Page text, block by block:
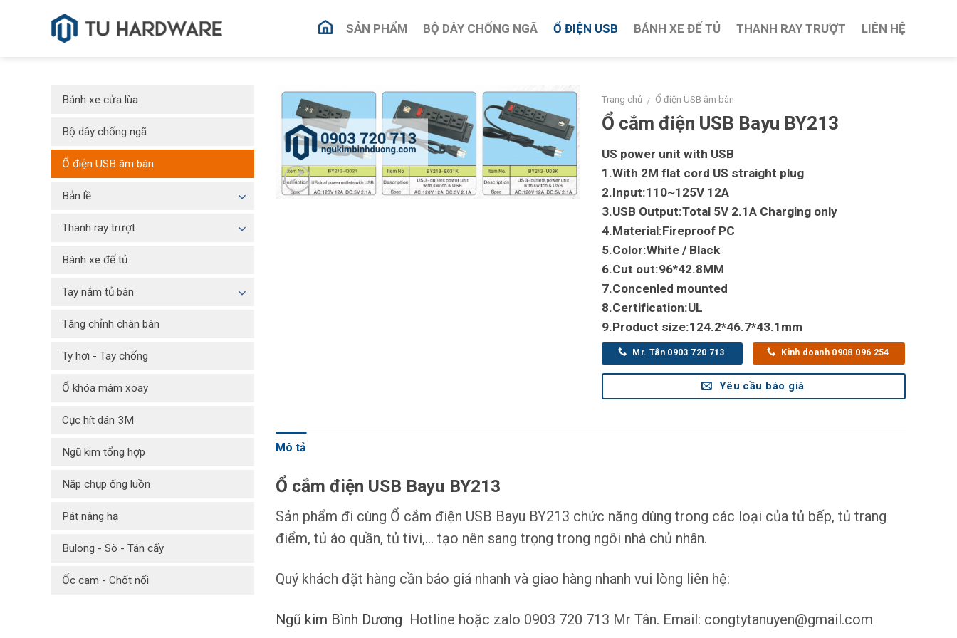
SẢN PHẨM BỘ DÂY CHỐNG NGÃ Ổ ĐIỆN USB BÁNH XE ĐẾ TỦ THANH RAY TRƯỢT LIÊN HỆ
Trang chủ / Ổ điện USB âm bàn
Ổ cắm điện USB Bayu BY213
US power unit with USB
1.With 2M flat cord US straight plug
2.Input:110~125V 12A
3.USB Output:Total 5V 2.1A Charging only
4.Material:Fireproof PC
5.Color:White / Black
6.Cut out:96*42.8MM
7.Concenled mounted
8.Certification:UL
9.Product size:124.2*46.7*43.1mm
Mr. Tân 0903 720 713 Kinh doanh 0908 096 254
Yêu cầu báo giá
Mô tả
Ổ cắm điện USB Bayu BY213
Sản phẩm đi cùng Ổ cắm điện USB Bayu BY213 chức năng dùng trong các loại của tủ bếp, tủ trang
điểm, tủ áo quần, tủ tivi,… tạo nên sang trọng trong ngôi nhà chủ nhân.
Quý khách đặt hàng cần báo giá nhanh và giao hàng nhanh vui lòng liên hệ:
Ngũ kim Bình Dương Hotline hoặc zalo 0903 720 713 Mr Tân. Email: congtytanuyen@gmail.com
Bánh xe cửa lùa
Bộ dây chống ngã
Ổ điện USB âm bàn
Bản lề
Thanh ray trượt
Bánh xe đế tủ
Tay nắm tủ bàn
Tăng chỉnh chân bàn
Ty hơi - Tay chống
Ổ khóa mâm xoay
Cục hít dán 3M
Ngũ kim tổng hợp
Nắp chụp ống luồn
Pát nâng hạ
Bulong - Sò - Tán cấy
Ốc cam - Chốt nối